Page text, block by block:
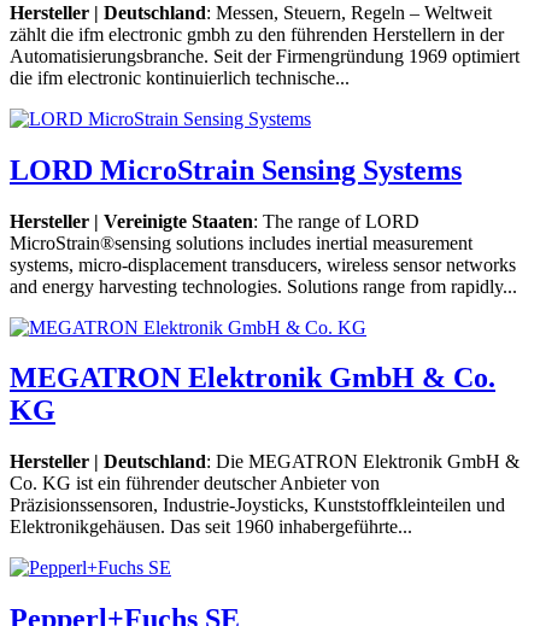
Hersteller | Deutschland: Messen, Steuern, Regeln – Weltweit
zählt die ifm electronic gmbh zu den führenden Herstellern in der
Automatisierungsbranche. Seit der Firmengründung 1969 optimiert
die ifm electronic kontinuierlich technische...
LORD MicroStrain Sensing Systems
Hersteller | Vereinigte Staaten: The range of LORD
MicroStrain®sensing solutions includes inertial measurement
systems, micro-displacement transducers, wireless sensor networks
and energy harvesting technologies. Solutions range from rapidly...
MEGATRON Elektronik GmbH & Co.
KG
Hersteller | Deutschland: Die MEGATRON Elektronik GmbH &
Co. KG ist ein führender deutscher Anbieter von
Präzisionssensoren, Industrie-Joysticks, Kunststoffkleinteilen und
Elektronikgehäusen. Das seit 1960 inhabergeführte...
Pepperl+Fuchs SE